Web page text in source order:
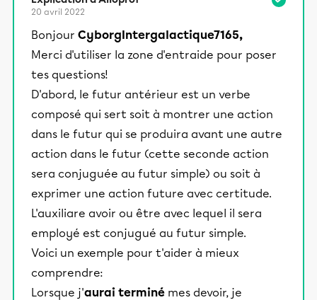
20 avril 2022
Bonjour CyborgIntergalactique7165,
Merci d'utiliser la zone d'entraide pour poser
tes questions!
D'abord, le futur antérieur est un verbe
composé qui sert soit à montrer une action
dans le futur qui se produira avant une autre
action dans le futur (cette seconde action
sera conjuguée au futur simple) ou soit à
exprimer une action future avec certitude.
L'auxiliare avoir ou être avec lequel il sera
employé est conjugué au futur simple.
Voici un exemple pour t'aider à mieux
comprendre:
Lorsque j'aurai terminé mes devoir, je